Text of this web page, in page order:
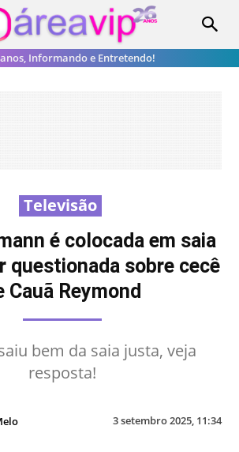
Informando e Entretendo!
Televisão
é colocada em saia
questionada sobre cecê
Cauã Reymond
bem da saia justa, veja
resposta!
3 setembro 2025, 11:34